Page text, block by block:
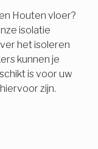
Houten vloer?
isolatie
het isoleren
kunnen je
is voor uw
zijn.